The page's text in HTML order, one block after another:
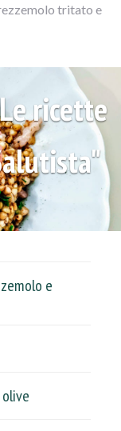
tritato e
ricette
e